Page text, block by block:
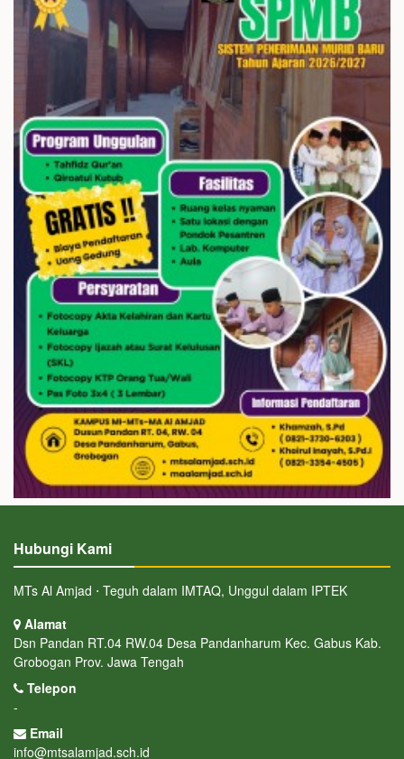
Hubungi Kami
MTs Al Amjad ⋅ Teguh dalam IMTAQ, Unggul dalam IPTEK
Alamat
Dsn Pandan RT.04 RW.04 Desa Pandanharum Kec. Gabus Kab.
Grobogan Prov. Jawa Tengah
Telepon
-
Email
info@mtsalamjad.sch.id